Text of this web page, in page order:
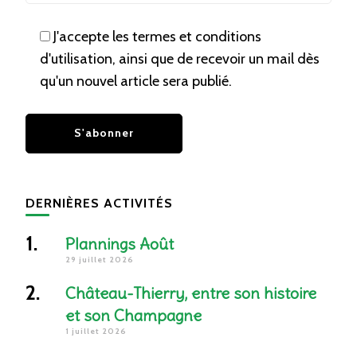
J'accepte les termes et conditions
d'utilisation, ainsi que de recevoir un mail dès
qu'un nouvel article sera publié.
DERNIÈRES ACTIVITÉS
Plannings Août
29 juillet 2026
Château-Thierry, entre son histoire
et son Champagne
1 juillet 2026